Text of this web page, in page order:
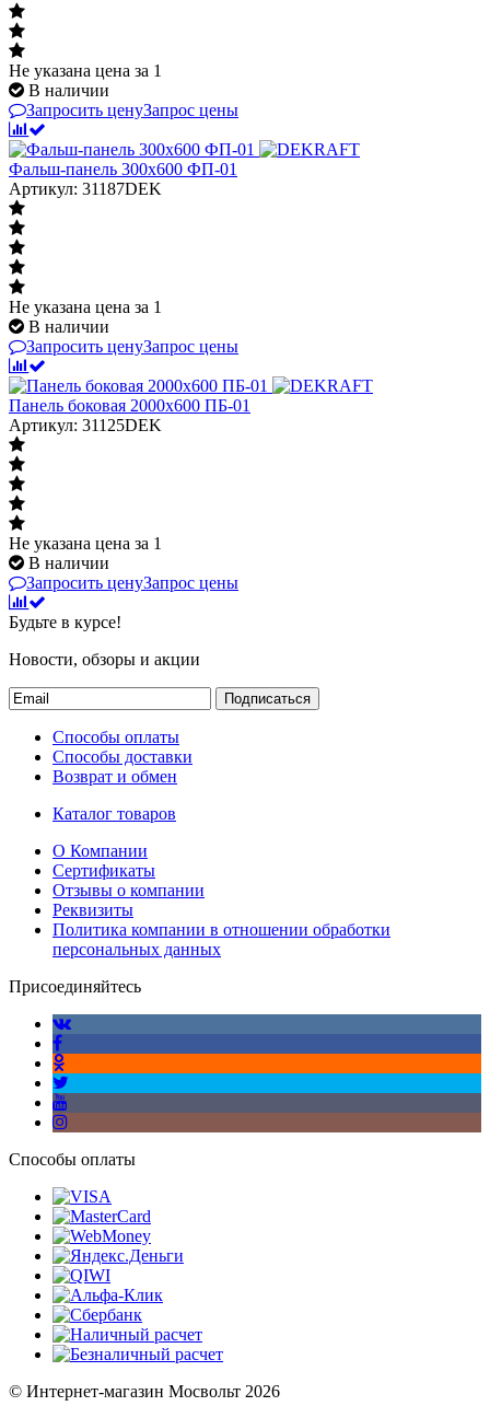
Не указана цена за 1
В наличии
Запросить ценуЗапрос цены
Фальш-панель 300x600 ФП-01
Артикул: 31187DEK
Не указана цена за 1
В наличии
Запросить ценуЗапрос цены
Панель боковая 2000x600 ПБ-01
Артикул: 31125DEK
Не указана цена за 1
В наличии
Запросить ценуЗапрос цены
Будьте в курсе!
Новости, обзоры и акции
Подписаться
Способы оплаты
Способы доставки
Возврат и обмен
Каталог товаров
О Компании
Сертификаты
Отзывы о компании
Реквизиты
Политика компании в отношении обработки
персональных данных
Присоединяйтесь
Способы оплаты
© Интернет-магазин Мосвольт 2026